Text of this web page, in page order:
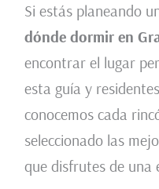
Si estás planeando
dónde dormir en
encontrar el lugar
esta guía y
conocemos cada
seleccionado las
que disfrutes de una